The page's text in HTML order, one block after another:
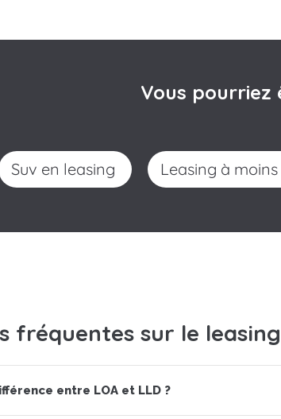
Vous pourriez
Suv en leasing Leasing à
fréquentes sur le
entre LOA et LLD ?